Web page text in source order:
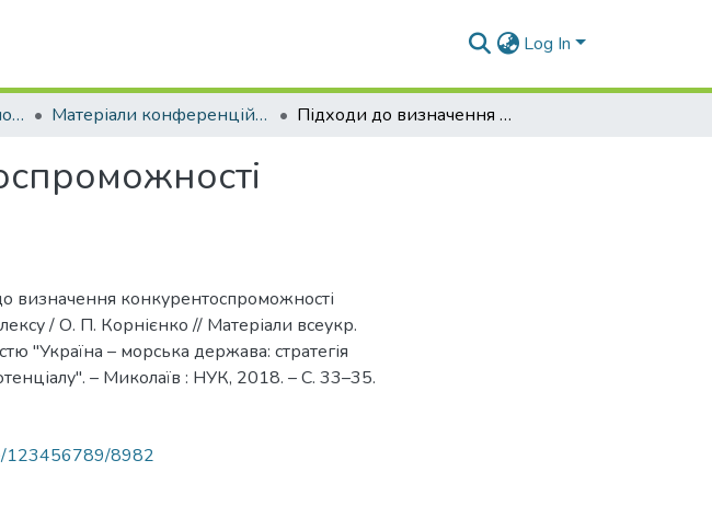
Log In
Кафедра інтелектуальної цифрової економіки (ІЦЕ) Матеріали конференцій (ІЦЕ) Підходи до визначення конкурентоспроможності морегосподарського комплексу
визначення конкурентоспроможності
/ О. П. Корнієнко // Матеріали всеукр.
"Україна – морська держава: стратегія
– Миколаїв : НУК, 2018. – С. 33–35.
123456789/8982